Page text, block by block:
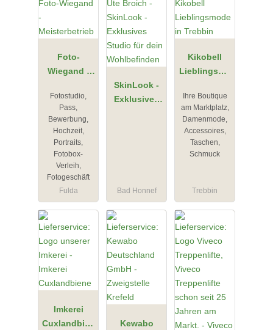
Foto-
Wiegand -
eb
Fotostudio,
Pass,
Bewerbung,
Hochzeit,
Portraits,
Fotobox-
Verleih,
Fotogeschäft
Fulda
SkinLook -
Exklusives
Bad Honnef
Kikobell
Lieblingsmo
Trebbin
Ihre Boutique
am Marktplatz,
Damenmode,
Accessoires,
Taschen,
Schmuck
Trebbin
Imkerei
Cuxlandbien
Kewabo